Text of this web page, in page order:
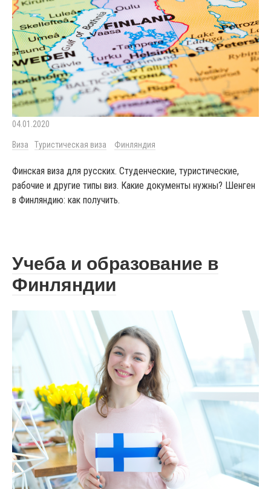
04.01.2020
Виза Туристическая виза Финляндия
Финская виза для русских. Студенческие, туристические,
рабочие и другие типы виз. Какие документы нужны? Шенген
в Финляндию: как получить.
Учеба и образование в
Финляндии